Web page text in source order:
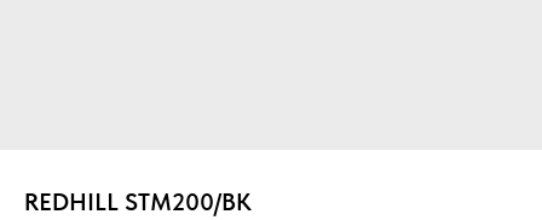
REDHILL STM200/BK